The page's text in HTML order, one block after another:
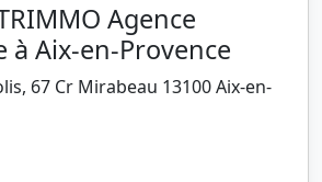
Agence
Aix-en-Provence
67 Cr Mirabeau 13100 Aix-en-